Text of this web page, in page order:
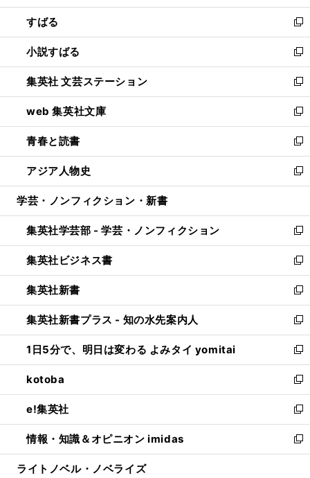
開
く
ウ
で
開
く
ン
ド
ウ
で
開
く
すばる
新
し
い
ウ
ィ
ン
ド
ウ
で
開
く
小説すばる
新
し
い
ウ
ィ
ン
ド
ウ
で
開
集英社 文芸ステーション
新
し
い
ウ
ィ
ン
ド
ウ
開
く
web 集英社文庫
新
し
い
ウ
ィ
ン
ウ
で
開
く
青春と読書
新
し
い
ウ
ン
ド
ウ
で
開
く
アジア人物史
新
し
ウ
ィ
ン
ド
ウ
で
開
く
学芸・ノンフィクション・新書
集英社学芸部 - 学芸・ノンフィクション
新
し
い
ウ
ィ
ン
ド
ウ
で
開
く
集英社ビジネス書
新
し
い
ウ
ィ
ン
ド
ウ
で
開
く
集英社新書
新
し
い
ウ
ィ
ン
ド
ウ
で
開
く
集英社新書プラス - 知の水先案内人
新
し
い
ウ
ィ
ン
ド
ウ
で
開
1日5分で、明日は変わる よみタイ yomitai
新
し
い
ウ
ィ
ン
ド
ウ
kotoba
新
し
い
ウ
ィ
ン
e!集英社
新
し
い
ウ
情報・知識＆オピニオン imidas
新
し
ライトノベル・ノベライズ